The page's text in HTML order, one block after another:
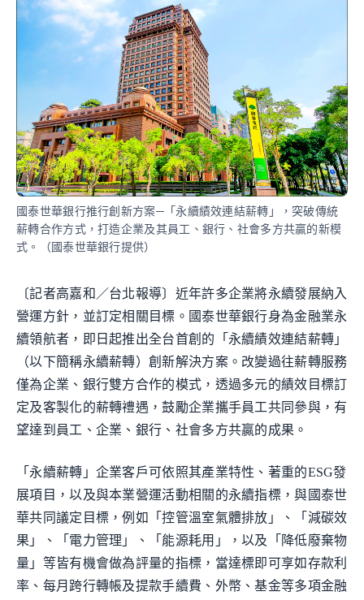
國泰世華銀行推行創新方案─「永續績效連結薪轉」，突破傳統
薪轉合作方式，打造企業及其員工、銀行、社會多方共贏的新模
式。（國泰世華銀行提供）
〔記者高嘉和／台北報導〕近年許多企業將永續發展納入
營運方針，並訂定相關目標。國泰世華銀行身為金融業永
續領航者，即日起推出全台首創的「永續績效連結薪轉」
（以下簡稱永續薪轉）創新解決方案。改變過往薪轉服務
僅為企業、銀行雙方合作的模式，透過多元的績效目標訂
定及客製化的薪轉禮遇，鼓勵企業攜手員工共同參與，有
望達到員工、企業、銀行、社會多方共贏的成果。
「永續薪轉」企業客戶可依照其產業特性、著重的ESG發
展項目，以及與本業營運活動相關的永續指標，與國泰世
華共同議定目標，例如「控管溫室氣體排放」、「減碳效
果」、「電力管理」、「能源耗用」，以及「降低廢棄物
量」等皆有機會做為評量的指標，當達標即可享如存款利
率、每月跨行轉帳及提款手續費、外幣、基金等多項金融